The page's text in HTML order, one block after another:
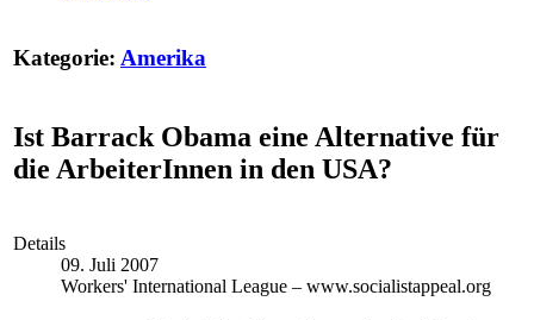
Kategorie: Amerika
Ist Barrack Obama eine Alternative für
die ArbeiterInnen in den USA?
Details
09. Juli 2007
Workers' International League – www.socialistappeal.org